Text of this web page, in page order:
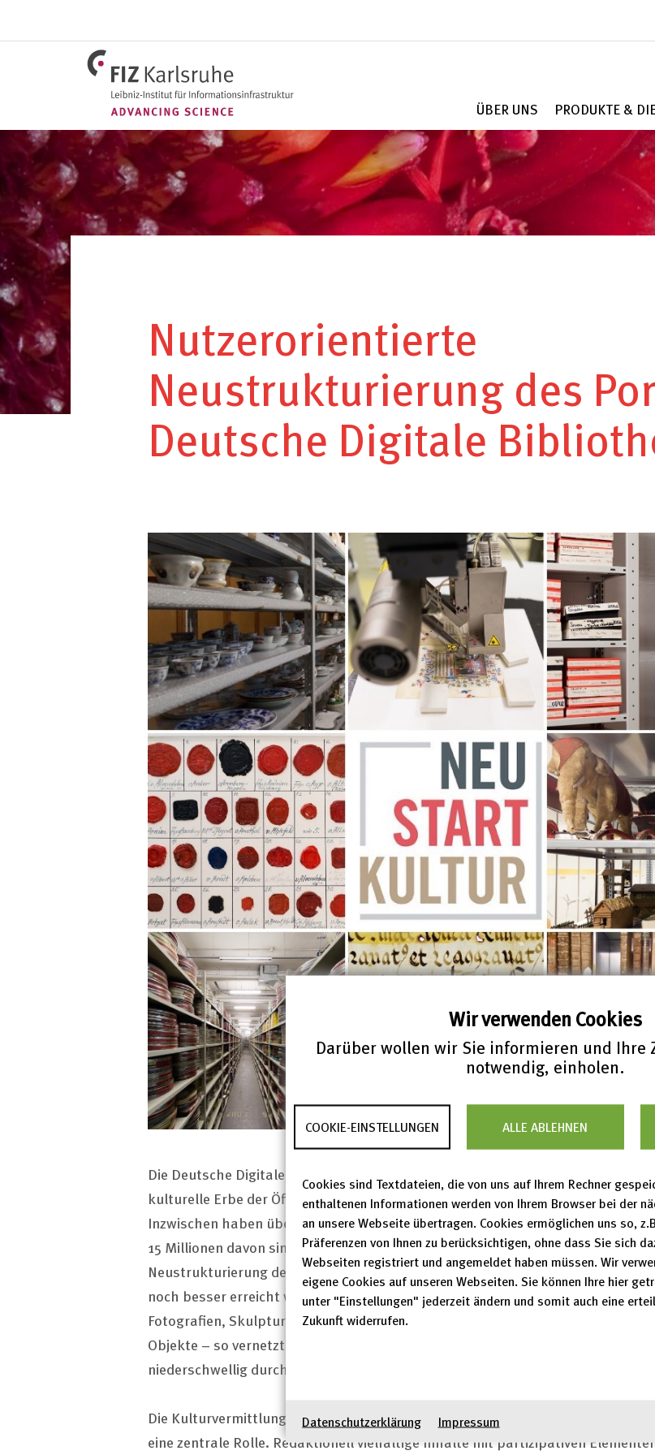
Wir verwenden Cookies
Darüber wollen wir Sie informieren und Ihre
notwendig, einholen.
COOKIE-EINSTELLUNGEN ALLE ABLEHNEN
Cookies sind Textdateien, die von uns auf Ihrem Rechner
enthaltenen Informationen werden von Ihrem Browser bei der
an unsere Webseite übertragen. Cookies ermöglichen uns so,
Präferenzen von Ihnen zu berücksichtigen, ohne dass Sie sich
Webseiten registriert und angemeldet haben müssen. Wir
eigene Cookies auf unseren Webseiten. Sie können Ihre hier
unter "Einstellungen" jederzeit ändern und somit auch eine
Zukunft widerrufen.
Datenschutzerklärung Impressum
ÜBER UNS PRODUKTE &
Nutzerorientierte
Neustrukturierung des
Deutsche Digitale
Die Deutsche Digitale Bibliothek (DDB) verfolgt seit November 2012 ihr Ziel, das
kulturelle Erbe der Öffentlichkeit kostenlos und jederzeit digital zugänglich zu
Inzwischen haben über 700 Einrichtungen 45 Millionen Kulturobjekte in DDB
15 Millionen davon sind als Digitalisate verfügbar. Mit dem Projekt
Neustrukturierung des Portals Deutsche Digitale Bibliothek“ soll diese
noch besser erreicht werden. Daher werden die in der DDB auffindbaren
Fotografien, Skulpturen, Gemälde, Musikstücke, Audiodateien, Filme und Noten
Objekte – so vernetzt, dass alle Zielgruppen dieses digitale kulturelle Erbe
niederschwellig durchsuchen und nutzen können.
Die Kulturvermittlung mittels bedarfsgerechter Formate spielt in diesem
eine zentrale Rolle. Redaktionell vielfältige Inhalte mit partizipativen